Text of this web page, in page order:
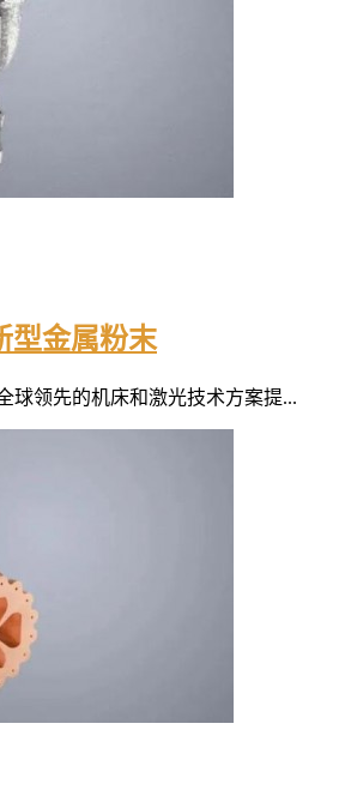
型金属粉末
球领先的机床和激光技术方案提...